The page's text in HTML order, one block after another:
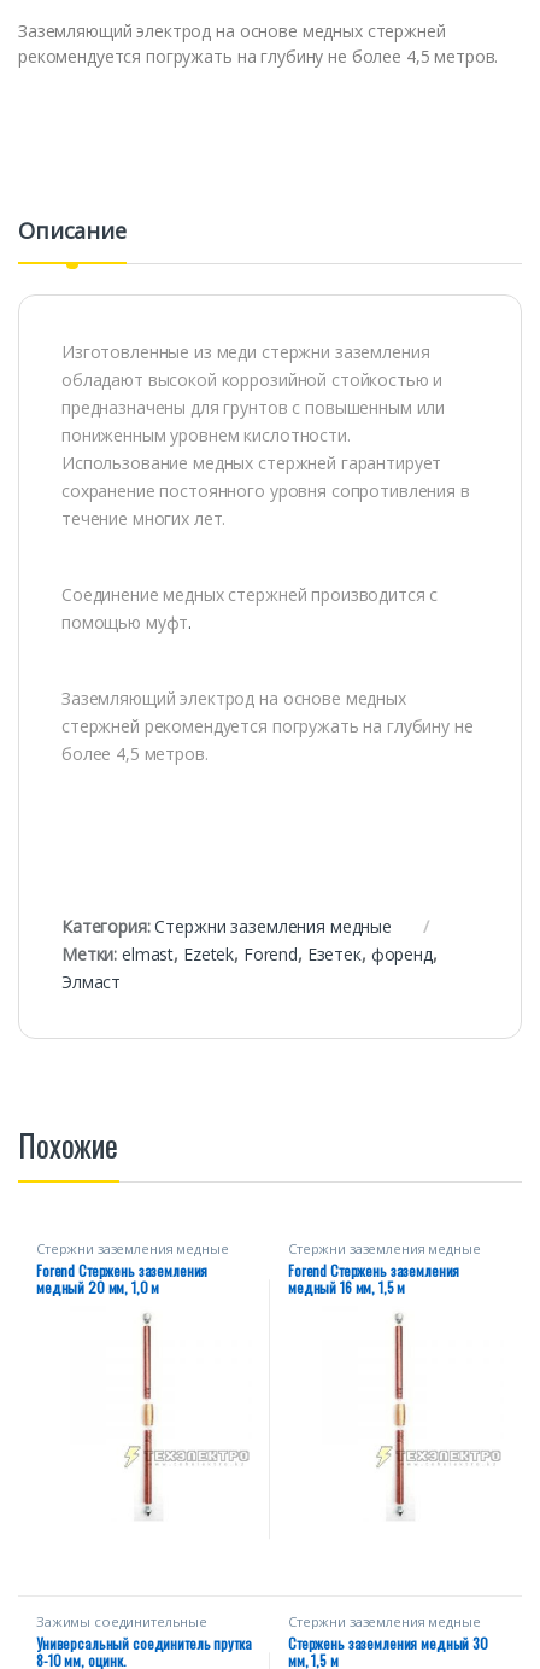
Заземляющий электрод на основе медных стержней
рекомендуется погружать на глубину не более 4,5 метров.
Описание
Изготовленные из меди стержни заземления
обладают высокой коррозийной стойкостью и
предназначены для грунтов с повышенным или
пониженным уровнем кислотности.
Использование медных стержней гарантирует
сохранение постоянного уровня сопротивления в
течение многих лет.
Соединение медных стержней производится с
помощью муфт.
Заземляющий электрод на основе медных
стержней рекомендуется погружать на глубину не
более 4,5 метров.
Категория:Стержни заземления медные
Метки:elmast, Ezetek, Forend, Езетек, форенд,
Элмаст
Похожие
Стержни заземления медные
Forend Стержень заземления
медный 20 мм, 1,0 м
Стержни заземления медные
Forend Стержень заземления
медный 16 мм, 1,5 м
Зажимы соединительные
Универсальный соединитель прутка
8-10 мм, оцинк.
Стержни заземления медные
Стержень заземления медный 30
мм, 1,5 м